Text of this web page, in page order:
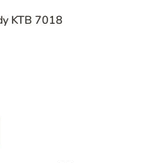
KTB 7018